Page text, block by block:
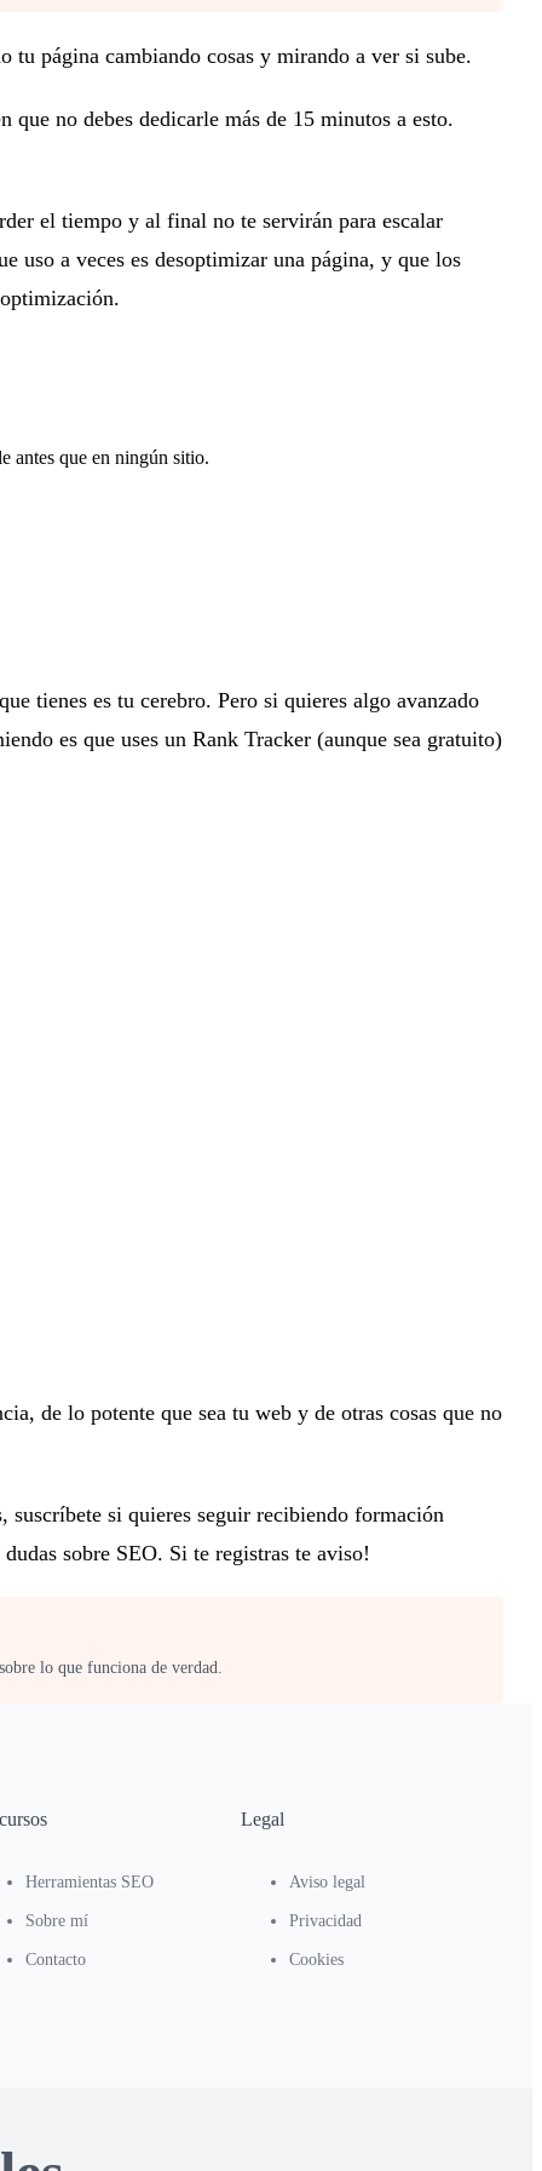
tu página cambiando cosas y mirando a ver si sube.
no debes dedicarle más de 15 minutos a esto.
el tiempo y al final no te servirán para escalar
uso a veces es desoptimizar una página, y que los
antes que en ningún sitio.
tienes es tu cerebro. Pero si quieres algo avanzado
es que uses un Rank Tracker (aunque sea gratuito)
de lo potente que sea tu web y de otras cosas que no
suscríbete si quieres seguir recibiendo formación
sobre SEO. Si te registras te aviso!
lo que funciona de verdad.
Herramientas SEO
Sobre mí
Contacto
Legal
Aviso legal
Privacidad
Cookies